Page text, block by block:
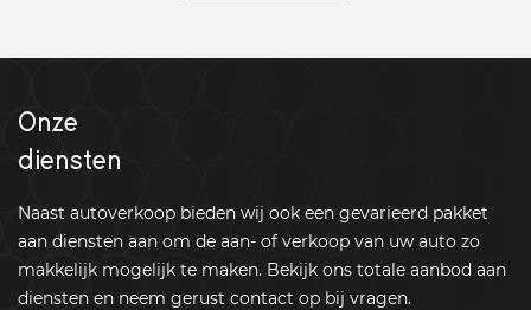
Onze
diensten
Naast autoverkoop bieden wij ook een gevarieerd pakket
aan diensten aan om de aan- of verkoop van uw auto zo
makkelijk mogelijk te maken. Bekijk ons totale aanbod aan
diensten en neem gerust contact op bij vragen.